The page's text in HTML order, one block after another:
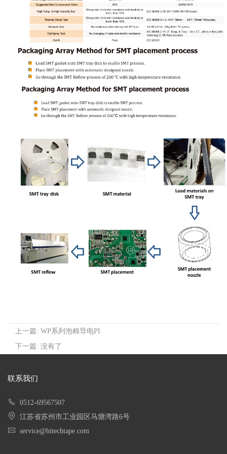
上一篇: WP系列泡棉导电PI
下一篇: 没有了
联系我们
0512-69567507
江苏省苏州市工业园区马塘湾路6号
service@hitechtape.com